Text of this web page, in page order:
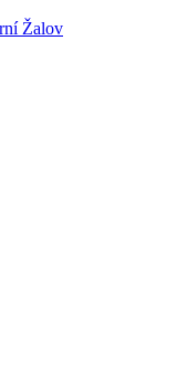
Žalov